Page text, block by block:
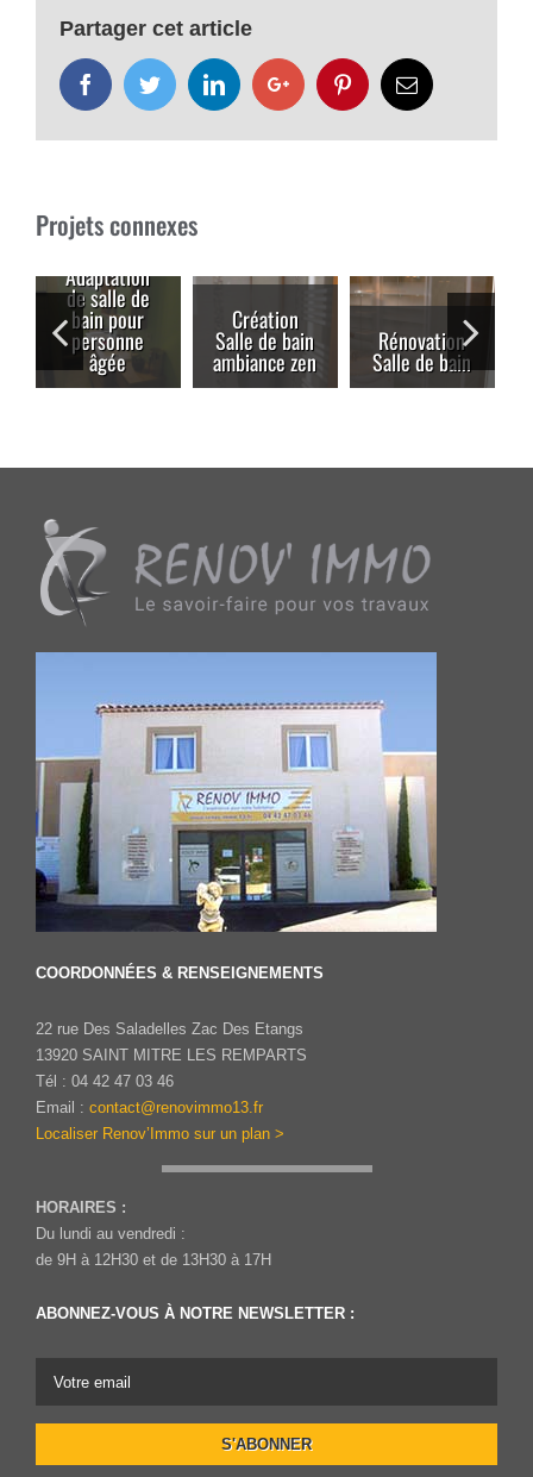
Partager cet article
FacebookTwitterLinkedInGoogle+ PinterestEmail
Projets connexes
Adaptation
de salle de
bain pour
personne
âgée
Création
Salle de bain
ambiance zen
Rénovation
Salle de bain
COORDONNÉES & RENSEIGNEMENTS
22 rue Des Saladelles Zac Des Etangs
13920 SAINT MITRE LES REMPARTS
Tél : 04 42 47 03 46
Email : contact@renovimmo13.fr
Localiser Renov’Immo sur un plan >
HORAIRES :
Du lundi au vendredi :
de 9H à 12H30 et de 13H30 à 17H
ABONNEZ-VOUS À NOTRE NEWSLETTER :